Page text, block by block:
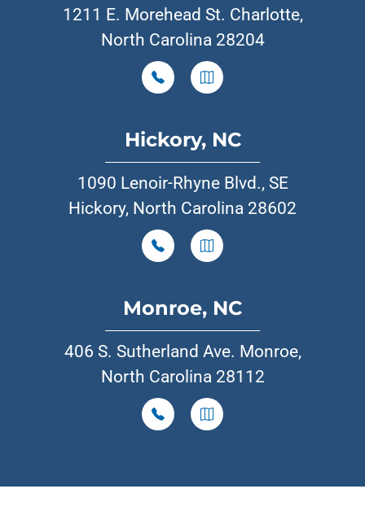
1211 E. Morehead St. Charlotte,
North Carolina 28204
Hickory, NC
1090 Lenoir-Rhyne Blvd., SE
Hickory, North Carolina 28602
Monroe, NC
406 S. Sutherland Ave. Monroe,
North Carolina 28112